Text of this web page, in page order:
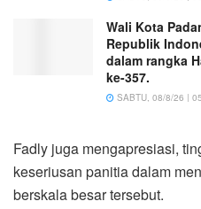
Wali Kota
Republik
dalam rangka
ke-357.
SABTU, 08/8/26 |
Fadly juga mengapresiasi,
keseriusan panitia dalam
berskala besar tersebut.